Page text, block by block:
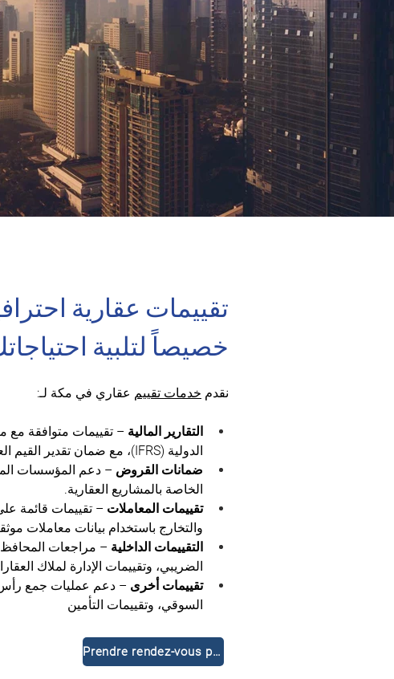
تقييمات عقارية
خصيصاً لتلبية
نقدم خدمات تقييم عقاري في مكة لـ:
التقارير المالية – تقييمات متوافقة مع
الدولية (IFRS)، مع ضمان تقدير القيم العادلة.
ضمانات القروض – دعم المؤسسات
الخاصة بالمشاريع العقارية.
تقييمات المعاملات – تقييمات قائمة
والتخارج باستخدام بيانات معاملات
التقييمات الداخلية – مراجعات المحافظ
الضريبي، وتقييمات الإدارة لملاك
تقييمات أخرى – دعم عمليات جمع رأس
السوقي، وتقييمات التأمين
Prendre rendez-vous pour une consultation